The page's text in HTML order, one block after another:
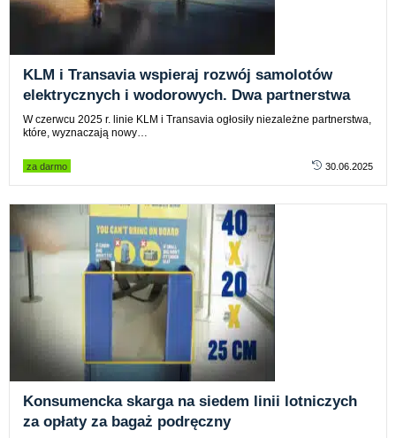
KLM i Transavia wspieraj rozwój samolotów
elektrycznych i wodorowych. Dwa partnerstwa
W czerwcu 2025 r. linie KLM i Transavia ogłosiły niezależne partnerstwa,
które, wyznaczają nowy…
za darmo 30.06.2025
Konsumencka skarga na siedem linii lotniczych
za opłaty za bagaż podręczny